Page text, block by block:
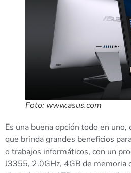
Foto: www.asus.com
Es una buena opción todo en
que brinda grandes beneficios
o trabajos informáticos, con un
J3355, 2.0GHz, 4GB de memoria